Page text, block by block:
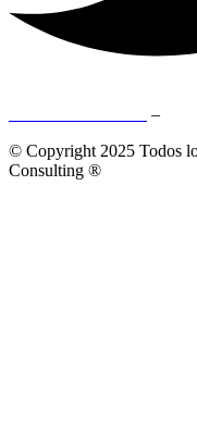
–
© Copyright 2025 Todos
Consulting ®